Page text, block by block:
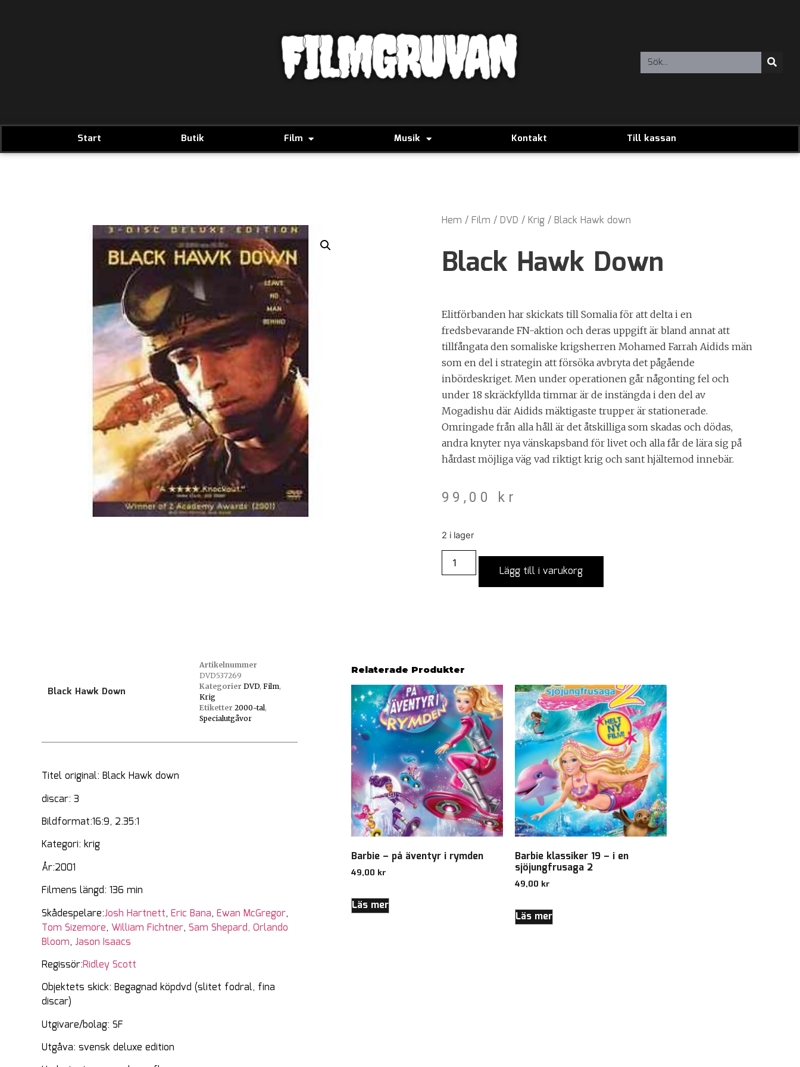
FILMGRUVAN
Start Butik Film Musik Kontakt Till kassan
Hem / Film / DVD / Krig / Black Hawk down
Black Hawk Down
Elitförbanden har skickats till Somalia för att delta i en
fredsbevarande FN-aktion och deras uppgift är bland annat att
tillfångata den somaliske krigsherren Mohamed Farrah Aidids män
som en del i strategin att försöka avbryta det pågående
inbördeskriget. Men under operationen går någonting fel och
under 18 skräckfyllda timmar är de instängda i den del av
Mogadishu där Aidids mäktigaste trupper är stationerade.
Omringade från alla håll är det åtskilliga som skadas och dödas,
andra knyter nya vänskapsband för livet och alla får de lära sig på
hårdast möjliga väg vad riktigt krig och sant hjältemod innebär.
99,00 kr
2 i lager
Lägg till i varukorg
Black Hawk Down
Artikelnummer
DVD537269
Kategorier DVD, Film,
Krig
Etiketter 2000-tal,
Specialutgåvor
Titel original: Black Hawk down
discar: 3
Bildformat:16:9, 2.35:1
Kategori: krig
År:2001
Filmens längd: 136 min
Skådespelare:Josh Hartnett, Eric Bana, Ewan McGregor,
Tom Sizemore, William Fichtner, Sam Shepard, Orlando
Bloom, Jason Isaacs
Regissör:Ridley Scott
Objektets skick: Begagnad köpdvd (slitet fodral, fina
discar)
Utgivare/bolag: SF
Utgåva: svensk deluxe edition
Relaterade Produkter
Barbie – på äventyr i rymden
49,00 kr
Läs mer
Barbie klassiker 19 – i en
sjöjungfrusaga 2
49,00 kr
Läs mer